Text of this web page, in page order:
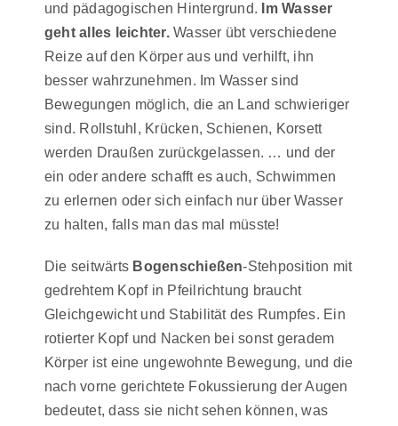
und pädagogischen Hintergrund.
Im Wasser
geht alles leichter.Wasser übt verschiedene
Reize auf den Körper aus und verhilft, ihn
besser wahrzunehmen. Im Wasser sind
Bewegungen möglich, die an Land schwieriger
sind. Rollstuhl, Krücken, Schienen, Korsett
werden Draußen zurückgelassen. … und der
ein oder andere schafft es auch, Schwimmen
zu erlernen oder sich einfach nur über Wasser
zu halten, falls man das mal müsste!
Die seitwärts Bogenschießen-Stehposition mit
gedrehtem Kopf in Pfeilrichtung braucht
Gleichgewicht und Stabilität des Rumpfes. Ein
rotierter Kopf und Nacken bei sonst geradem
Körper ist eine ungewohnte Bewegung, und die
nach vorne gerichtete Fokussierung der Augen
bedeutet, dass sie nicht sehen können, was